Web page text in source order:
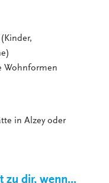
Wohnformen
in Alzey oder